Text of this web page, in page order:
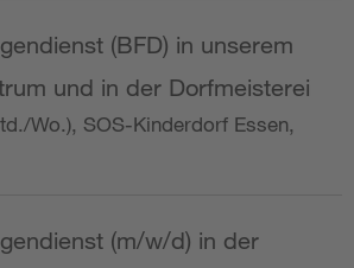
(BFD) in unserem
und in der Dorfmeisterei
Wo.), SOS-Kinderdorf Essen,
(m/w/d) in der